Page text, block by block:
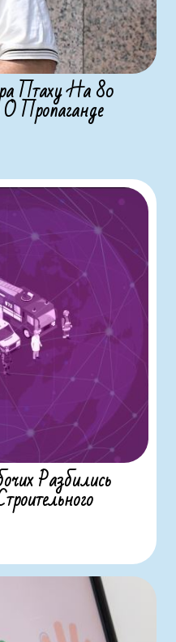
Птаху На 80
Пропаганде
Разбились